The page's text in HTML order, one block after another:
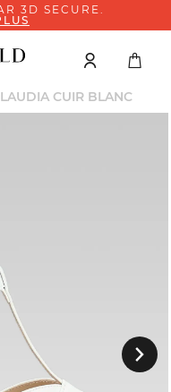
3D SECURE.
CUIR BLANC
Suivant